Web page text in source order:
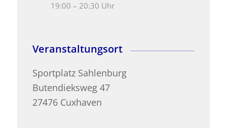
19:00 – 20:30 Uhr
Veranstaltungsort
Sportplatz Sahlenburg
Butendieksweg 47
27476 Cuxhaven